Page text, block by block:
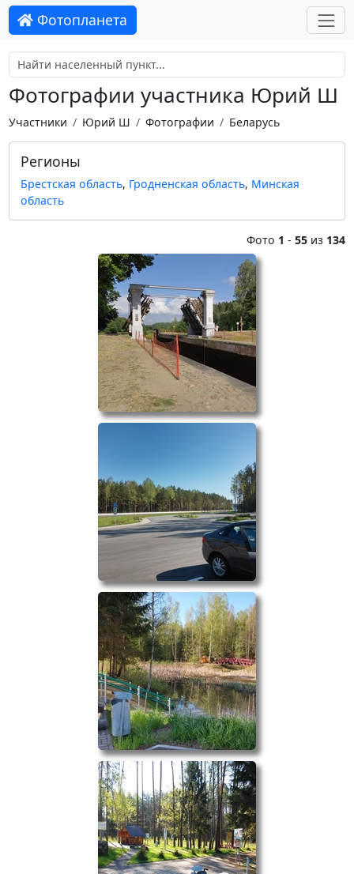
Фотопланета
Фотографии участника Юрий Ш
Участники Юрий Ш Фотографии Беларусь
Регионы
Брестская область, Гродненская область, Минская
область
Фото 1 -55 из 134